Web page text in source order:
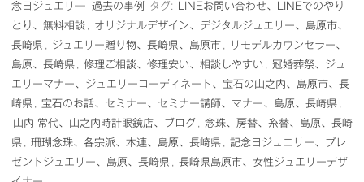
念日ジュエリ―
過去の事例 タグ:
LINEお問い合わせ、LINEでのやり
とり、無料相談
オリジナルデザイン、デジタルジュエリー、島原市、
長崎県
ジュエリー贈り物、長崎県、島原市
リモデルカウンセラー、
島原、長崎県
修理ご相談、修理安い、相談しやすい
冠婚葬祭、ジュ
エリーマナー、ジュエリーコーディネート、宝石の山之内、島原市、長
崎県
宝石のお話、セミナー、セミナー講師、マナー、島原、長崎県
山内 常代、山之内時計眼鏡店、ブログ
念珠、房替、糸替、島原、長崎
県
珊瑚念珠、各宗派、本連、島原、長崎県
記念日ジュエリー、プレ
ゼントジュエリー、島原、長崎県
長崎県島原市、女性ジュエリーデザ